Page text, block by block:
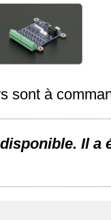
sont à
Il a